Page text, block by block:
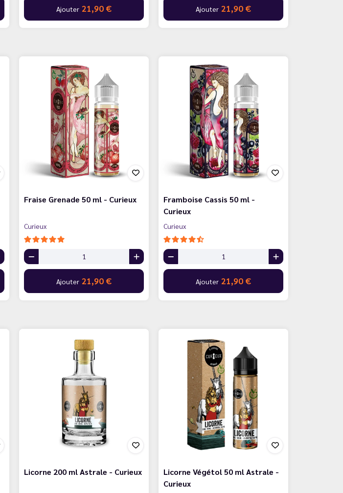
Ajouter 21,90 € Ajouter 21,90 €
Fraise Grenade 50 ml - Curieux
Curieux
Ajouter 21,90 €
Framboise Cassis 50 ml -
Curieux
Curieux
Ajouter 21,90 €
Licorne 200 ml Astrale - Curieux
Licorne Végétol 50 ml Astrale -
Curieux